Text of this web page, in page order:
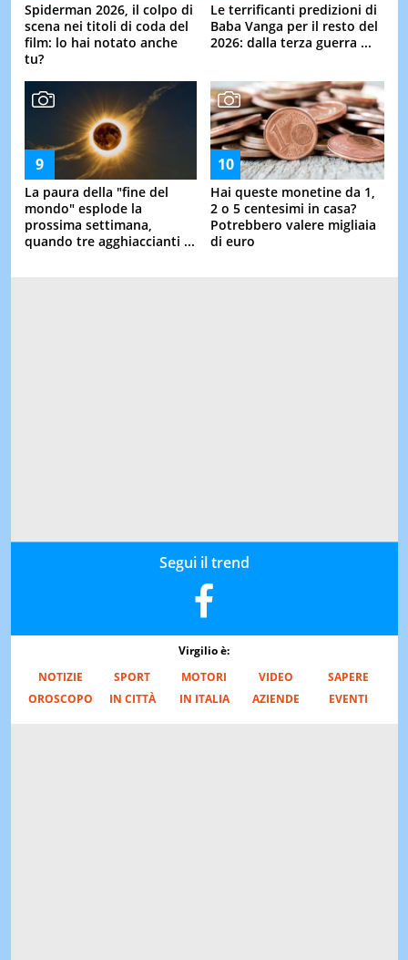
Spiderman 2026, il colpo di
scena nei titoli di coda del
film: lo hai notato anche
tu?
Le terrificanti predizioni di
Baba Vanga per il resto del
2026: dalla terza guerra ...
La paura della "fine del
mondo" esplode la
prossima settimana,
quando tre agghiaccianti ...
Hai queste monetine da 1,
2 o 5 centesimi in casa?
Potrebbero valere migliaia
di euro
Segui il trend
Virgilio è:
NOTIZIE
SPORT MOTORI VIDEO
SAPERE
OROSCOPO
IN CITTÀ IN ITALIA AZIENDE EVENTI